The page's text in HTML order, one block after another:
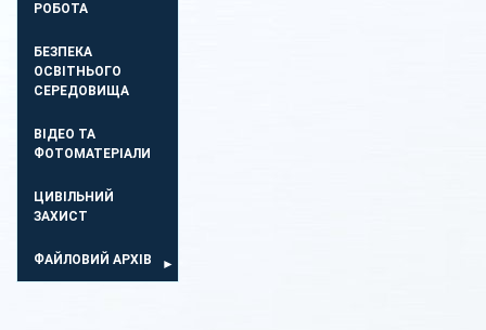
РОБОТА
БЕЗПЕКА
ОСВIТНЬОГО
СЕРЕДОВИЩА
ВІДЕО ТА
ФОТОМАТЕРІАЛИ
ЦИВІЛЬНИЙ
ЗАХИСТ
ФАЙЛОВИЙ АРХІВ